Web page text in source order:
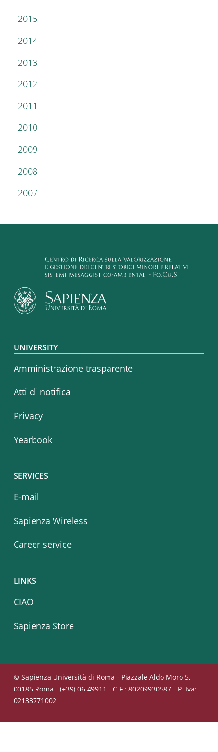
2015
2014
2013
2012
2011
2010
2009
2008
2007
Footer menu
UNIVERSITY
Amministrazione trasparente
Atti di notifica
Privacy
Yearbook
SERVICES
E-mail
Sapienza Wireless
Career service
LINKS
CIAO
Sapienza Store
© Sapienza Università di Roma - Piazzale Aldo Moro 5,
00185 Roma - (+39) 06 49911 - C.F.: 80209930587 - P. Iva:
02133771002